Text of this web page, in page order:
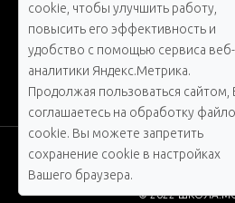
Собачье. Сердце
© 2022
cookie, чтобы улучшить работу,
повысить его эффективность и
удобство с помощью сервиса веб-
аналитики Яндекс.Метрика.
Продолжая пользоваться сайтом,
соглашаетесь на обработку
cookie. Вы можете запретить
сохранение cookie в настройках
Вашего браузера.